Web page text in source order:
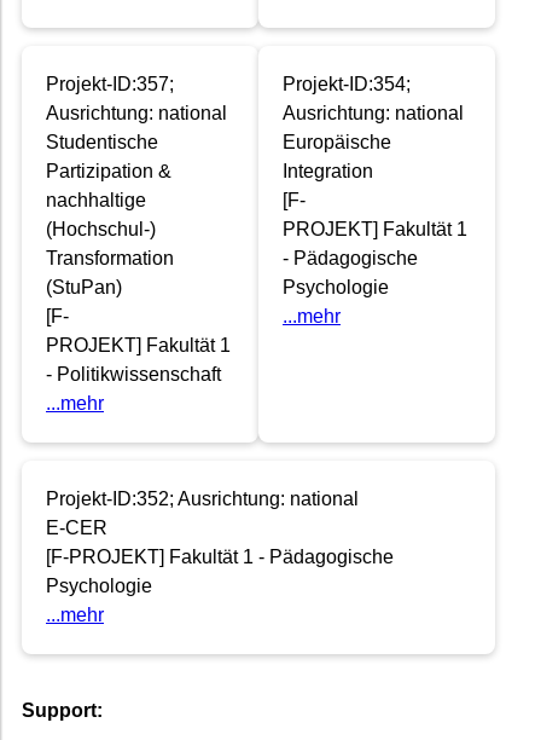
Projekt-ID:357;
Ausrichtung: national
Studentische
Partizipation &
nachhaltige
(Hochschul-)
Transformation
(StuPan)
[F-
PROJEKT] Fakultät 1
- Politikwissenschaft
...mehr
Projekt-ID:354;
Ausrichtung: national
Europäische
Integration
[F-
PROJEKT] Fakultät 1
- Pädagogische
Psychologie
...mehr
Projekt-ID:352; Ausrichtung: national
E-CER
[F-PROJEKT] Fakultät 1 - Pädagogische
Psychologie
...mehr
Support: